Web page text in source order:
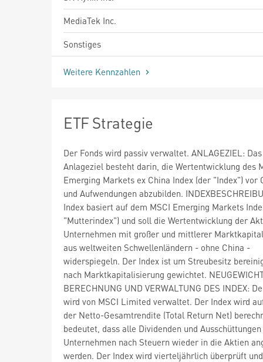
MediaTek Inc.
Sonstiges
Weitere Kennzahlen
ETF Strategie
Der Fonds wird passiv verwaltet. ANLAGEZIEL: Das
Anlageziel besteht darin, die Wertentwicklung des
Emerging Markets ex China Index (der "Index") vor
und Aufwendungen abzubilden.
Index basiert auf dem MSCI Emerging Markets
"Mutterindex") und soll die Wertentwicklung der
Unternehmen mit großer und mittlerer
aus weltweiten Schwellenländern - ohne China -
widerspiegeln. Der Index ist um Streubesitz
nach Marktkapitalisierung gewichtet.
BERECHNUNG UND VERWALTUNG DES INDEX:
wird von MSCI Limited verwaltet. Der Index wird
der Netto-Gesamtrendite (Total Return Net)
bedeutet, dass alle Dividenden und
Unternehmen nach Steuern wieder in die Aktien
werden. Der Index wird vierteljährlich überprüft